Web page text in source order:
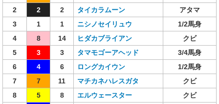
2
2 2 タイカラムーン
アタマ
3
1 1 ニシノセイリュウ
1/2馬身
4
8 14 ヒダカブライアン
クビ
5
3 3 タマモゴーアヘッド
3/4馬身
6
4 6 ロングカイウン
1/2馬身
7
7 11 マチカネハレスガタ
クビ
8
5 8 エルウェースター
クビ